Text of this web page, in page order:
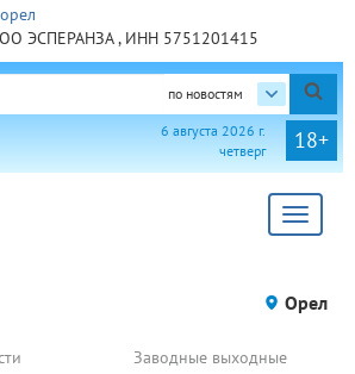
ЭСПЕРАНЗА , ИНН 5751201415
по новостям
18+
6 августа 2026 г.
четверг
Toggle
Орел
Заводные выходные